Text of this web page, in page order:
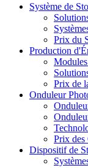
Système de
Prix du
Production
Prix de
Onduleur
Prix des
Dispositif de